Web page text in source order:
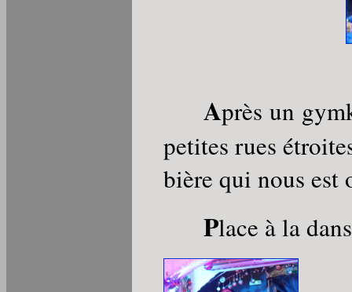
Après un
petites rues
bière qui nous est
Place à la